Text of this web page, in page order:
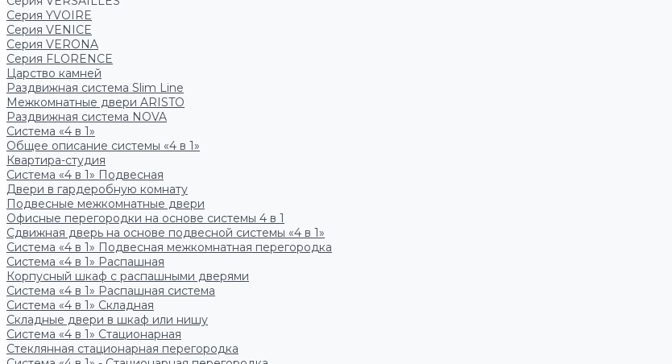
Серия YVOIRE
Серия VENICE
Серия VERONA
Серия FLORENCE
Царство камней
Раздвижная система Slim Line
Межкомнатные двери ARISTO
Раздвижная система NOVA
Система «4 в 1»
Общее описание системы «4 в 1»
Квартира-студия
Система «4 в 1» Подвесная
Двери в гардеробную комнату
Подвесные межкомнатные двери
Офисные перегородки на основе системы 4 в 1
Сдвижная дверь на основе подвесной системы «4 в 1»
Система «4 в 1» Подвесная межкомнатная перегородка
Система «4 в 1» Распашная
Корпусный шкаф с распашными дверями
Система «4 в 1» Распашная система
Система «4 в 1» Складная
Складные двери в шкаф или нишу
Система «4 в 1» Стационарная
Стеклянная стационарная перегородка